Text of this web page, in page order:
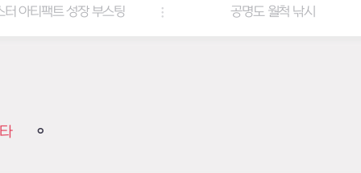
공명도 월척 낚시 퀵 스타트 이벤트